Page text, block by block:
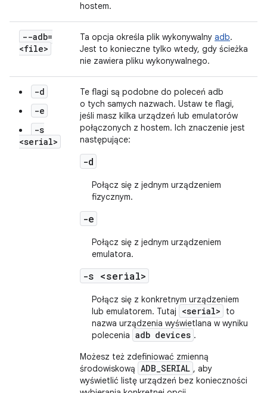
hostem.
--adb=
<file>
Ta opcja określa plik wykonywalny adb.
Jest to konieczne tylko wtedy, gdy ścieżka
nie zawiera pliku wykonywalnego.
-d
-e
-s
<serial>
Te flagi są podobne do poleceń adb
o tych samych nazwach. Ustaw te flagi,
jeśli masz kilka urządzeń lub emulatorów
połączonych z hostem. Ich znaczenie jest
następujące:
-d
Połącz się z jednym urządzeniem
fizycznym.
-e
Połącz się z jednym urządzeniem
emulatora.
-s <serial>
Połącz się z konkretnym urządzeniem
lub emulatorem. Tutaj
<serial>
to
nazwa urządzenia wyświetlana w wyniku
polecenia adb devices .
Możesz też zdefiniować zmienną
środowiskową ADB_SERIAL , aby
wyświetlić listę urządzeń bez konieczności